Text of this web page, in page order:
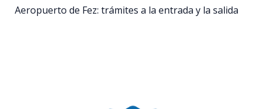
Aeropuerto de Fez: trámites a la entrada y la salida